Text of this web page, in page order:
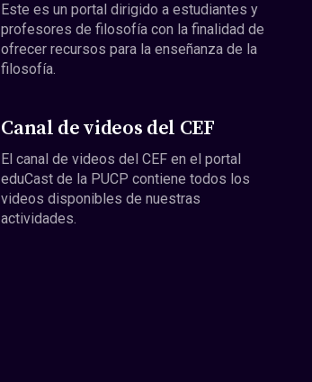
Este es un portal dirigido a estudiantes y
profesores de filosofía con la finalidad de
ofrecer recursos para la enseñanza de la
filosofía.
Canal de videos del CEF
El canal de videos del CEF en el portal
eduCast de la PUCP contiene todos los
videos disponibles de nuestras
actividades.